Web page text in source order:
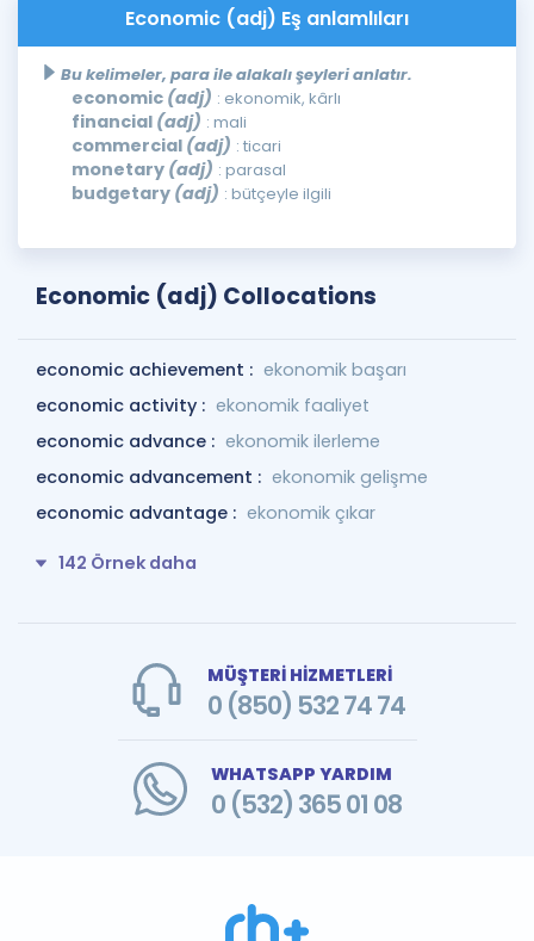
Economic (adj) Eş anlamlıları
Bu kelimeler, para ile alakalı şeyleri anlatır.
economic (adj) : ekonomik, kârlı
financial (adj) : mali
commercial (adj) : ticari
monetary (adj) : parasal
budgetary (adj) : bütçeyle ilgili
Economic (adj) Collocations
economic achievement : ekonomik başarı
economic activity : ekonomik faaliyet
economic advance : ekonomik ilerleme
economic advancement : ekonomik gelişme
economic advantage : ekonomik çıkar
142 Örnek daha
MÜŞTERİ HİZMETLERİ
0 (850) 532 74 74
WHATSAPP YARDIM
0 (532) 365 01 08